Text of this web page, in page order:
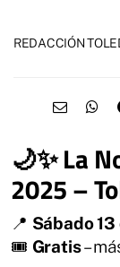
REDACCIÓN
🌙✨ La
2025 –
📍 Sábado
🎟 Gratis–